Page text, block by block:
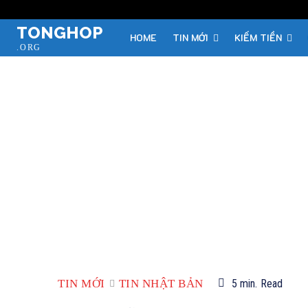
TONGHOP
.ORG
HOME TIN MỚI KIẾM TIỀN
TIN MỚI TIN NHẬT BẢN 5 min. Read